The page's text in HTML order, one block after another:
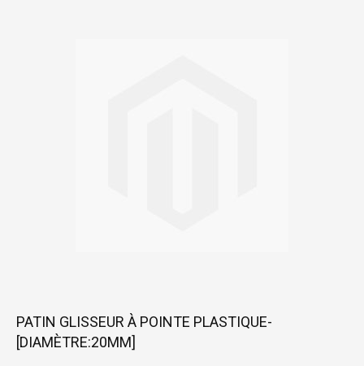
Skip
the
PATIN GLISSEUR À POINTE PLASTIQUE-
[DIAMÈTRE:20MM]